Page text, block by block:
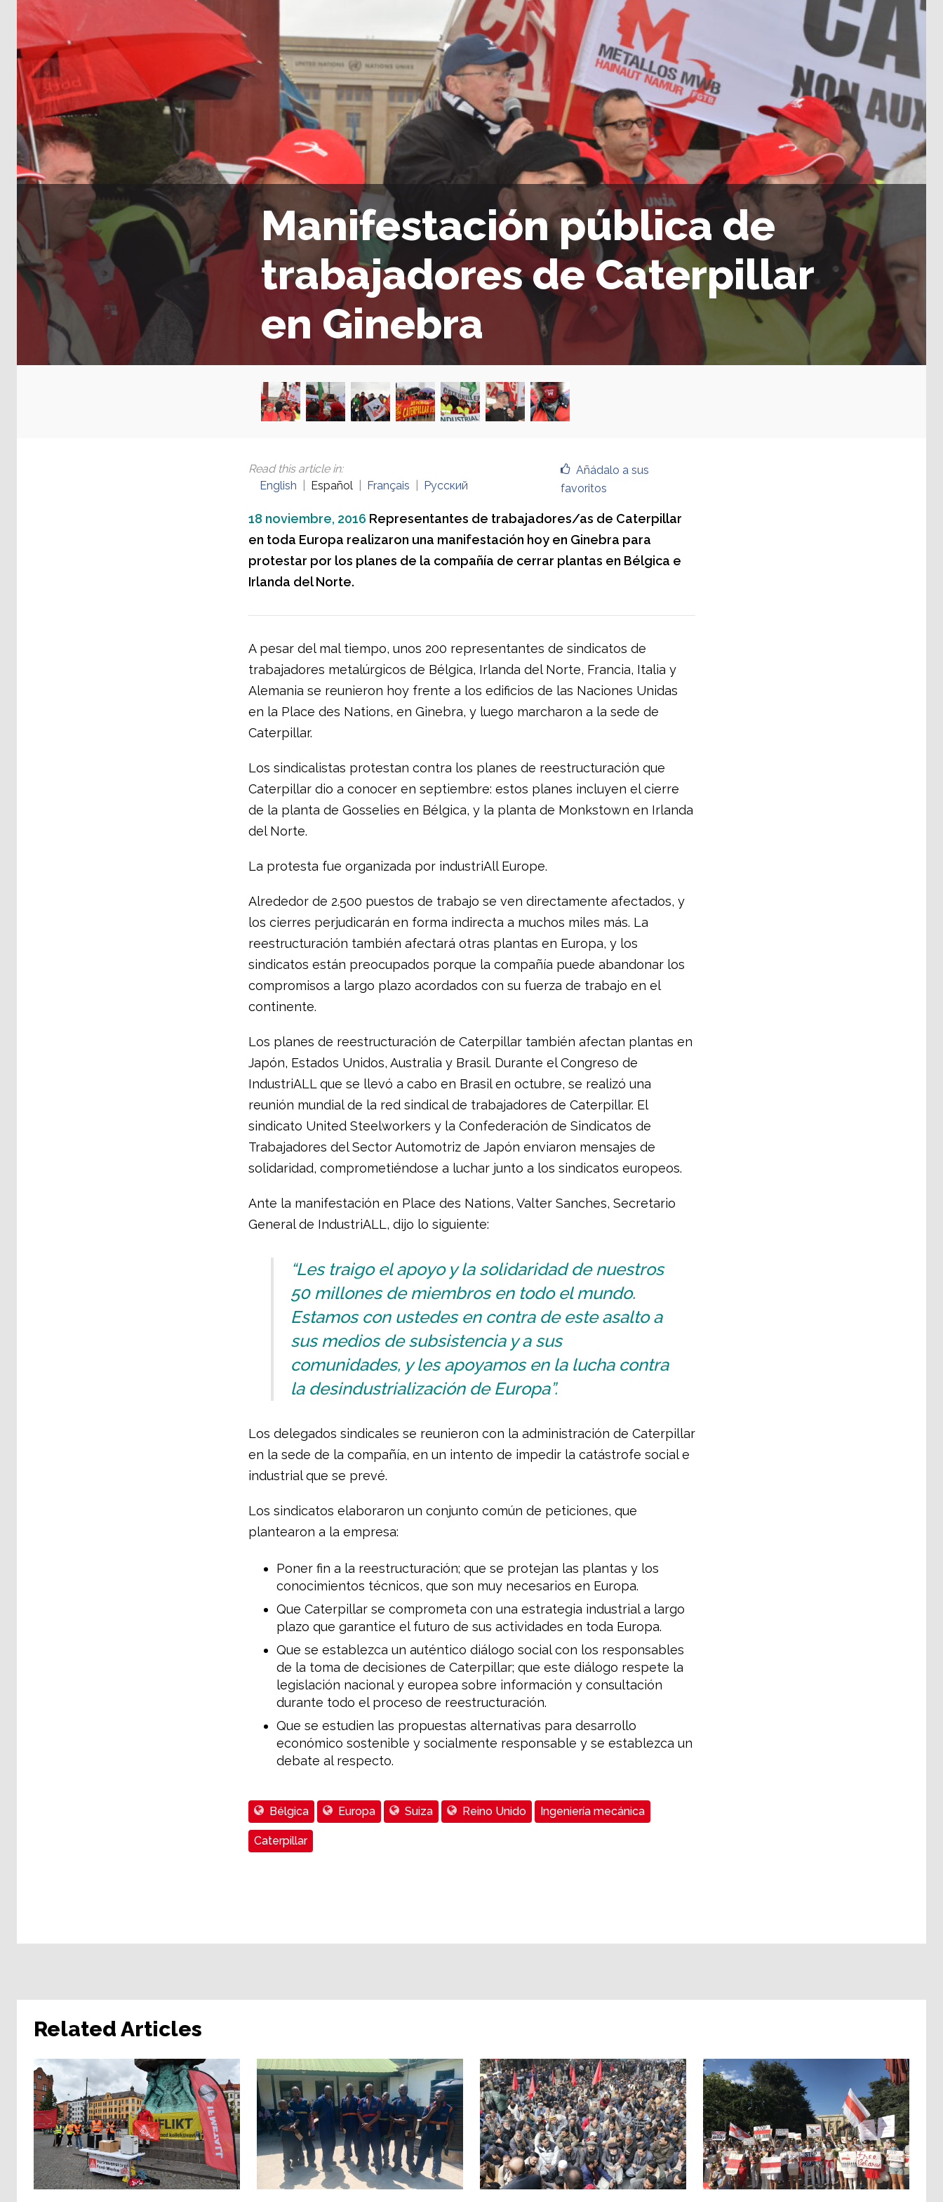
Manifestación pública de
trabajadores de Caterpillar
en Ginebra
Añádalo a sus
favoritos
Read this article in:
English
Español Français Русский
18 noviembre, 2016 Representantes de trabajadores/as de Caterpillar
en toda Europa realizaron una manifestación hoy en Ginebra para
protestar por los planes de la compañía de cerrar plantas en Bélgica e
Irlanda del Norte.
A pesar del mal tiempo, unos 200 representantes de sindicatos de
trabajadores metalúrgicos de Bélgica, Irlanda del Norte, Francia, Italia y
Alemania se reunieron hoy frente a los edificios de las Naciones Unidas
en la Place des Nations, en Ginebra, y luego marcharon a la sede de
Caterpillar.
Los sindicalistas protestan contra los planes de reestructuración que
Caterpillar dio a conocer en septiembre: estos planes incluyen el cierre
de la planta de Gosselies en Bélgica, y la planta de Monkstown en Irlanda
del Norte.
La protesta fue organizada por industriAll Europe.
Alrededor de 2.500 puestos de trabajo se ven directamente afectados, y
los cierres perjudicarán en forma indirecta a muchos miles más. La
reestructuración también afectará otras plantas en Europa, y los
sindicatos están preocupados porque la compañía puede abandonar los
compromisos a largo plazo acordados con su fuerza de trabajo en el
continente.
Los planes de reestructuración de Caterpillar también afectan plantas en
Japón, Estados Unidos, Australia y Brasil. Durante el Congreso de
IndustriALL que se llevó a cabo en Brasil en octubre, se realizó una
reunión mundial de la red sindical de trabajadores de Caterpillar. El
sindicato United Steelworkers y la Confederación de Sindicatos de
Trabajadores del Sector Automotriz de Japón enviaron mensajes de
solidaridad, comprometiéndose a luchar junto a los sindicatos europeos.
Ante la manifestación en Place des Nations, Valter Sanches, Secretario
General de IndustriALL, dijo lo siguiente:
“Les traigo el apoyo y la solidaridad de nuestros
50 millones de miembros en todo el mundo.
Estamos con ustedes en contra de este asalto a
sus medios de subsistencia y a sus
comunidades, y les apoyamos en la lucha contra
la desindustrialización de Europa”.
Los delegados sindicales se reunieron con la administración de Caterpillar
en la sede de la compañía, en un intento de impedir la catástrofe social e
industrial que se prevé.
Los sindicatos elaboraron un conjunto común de peticiones, que
plantearon a la empresa:
Poner fin a la reestructuración; que se protejan las plantas y los
conocimientos técnicos, que son muy necesarios en Europa.
Que Caterpillar se comprometa con una estrategia industrial a largo
plazo que garantice el futuro de sus actividades en toda Europa.
Que se establezca un auténtico diálogo social con los responsables
de la toma de decisiones de Caterpillar; que este diálogo respete la
legislación nacional y europea sobre información y consultación
durante todo el proceso de reestructuración.
Que se estudien las propuestas alternativas para desarrollo
económico sostenible y socialmente responsable y se establezca un
debate al respecto.
Bélgica Europa Suiza Reino Unido Ingeniería mecánica
Caterpillar
Related Articles